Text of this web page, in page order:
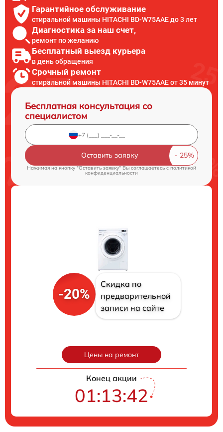
Гарантийное обслуживание
стиральной машины HITACHI BD-W75AAE до 3 лет
Диагностика за наш счет,
ремонт по желанию
Бесплатный выезд курьера
в день обращения
Срочный ремонт
стиральной машины HITACHI BD-W75AAE от 35 минут
Бесплатная консультация со
специалистом
Оставить заявку
Нажимая на кнопку "Оставить заявку" Вы соглашаетесь cполитикой
конфиденциальности
-20%
Скидка по
предварительной
записи на сайте
Цены на ремонт
Конец акции
01:13:41